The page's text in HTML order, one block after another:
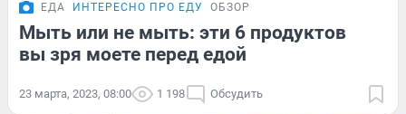
ЕДА ИНТЕРЕСНО ПРО ЕДУ ОБЗОР
Мыть или не мыть: эти 6 продуктов
вы зря моете перед едой
23 марта, 2023, 08:00 1 198 Обсудить